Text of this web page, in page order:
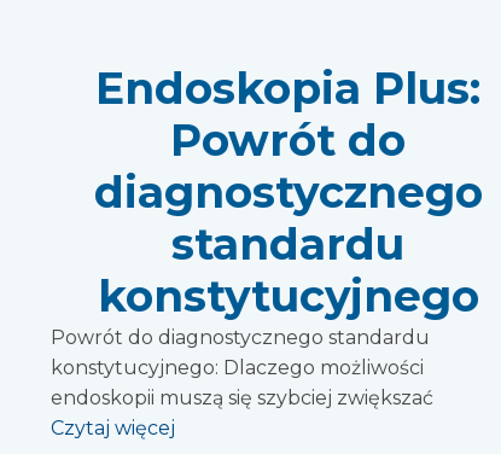
Endoskopia Plus:
Powrót do
diagnostycznego
standardu
konstytucyjnego
Powrót do diagnostycznego standardu
konstytucyjnego: Dlaczego możliwości
endoskopii muszą się szybciej zwiększać
Czytaj więcej